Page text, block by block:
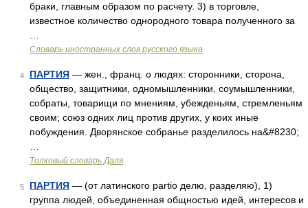
браки, главным образом по расчету. 3) в торговле,
известное количество однородного товара полученного за
Словарь иностранных слов русского языка
4 ПАРТИЯ — жен., франц. о людях: сторонники, сторона,
общество, защитники, одномышленники, соумышленники,
собраты, товарищи по мнениям, убежденьям, стремленьям
своим; союз одних лиц против других, у коих иные
побуждения. Дворянское собранье разделилось на&#8230;
Толковый словарь Даля
5 ПАРТИЯ — (от латинского partio делю, разделяю), 1)
группа людей, объединенная общностью идей, интересов и